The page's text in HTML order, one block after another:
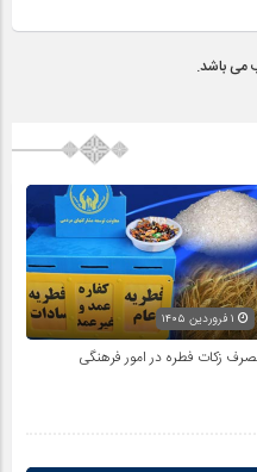
می باشد.
زکات فطره در امور فرهنگی